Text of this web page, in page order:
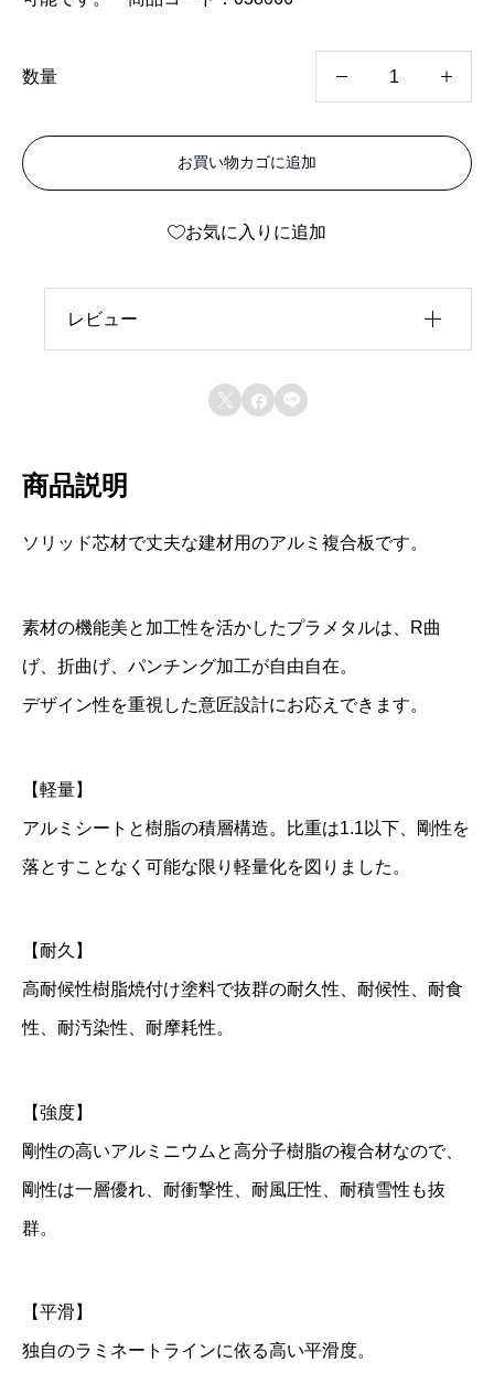
数量
ラ
メ
ド
イ
P
9
m
×
2
お買い物カゴに追加
お気に入りに追加
レビュー
レビュー投稿には、会員登録が必要です。
会員登録する
  
商品説明
ソリッド芯材で丈夫な建材用のアルミ複合板です。
素材の機能美と加工性を活かしたプラメタルは、R曲
げ、折曲げ、パンチング加工が自由自在。
デザイン性を重視した意匠設計にお応えできます。
【軽量】
アルミシートと樹脂の積層構造。比重は1.1以下、剛性を
落とすことなく可能な限り軽量化を図りました。
【耐久】
高耐候性樹脂焼付け塗料で抜群の耐久性、耐候性、耐食
性、耐汚染性、耐摩耗性。
【強度】
剛性の高いアルミニウムと高分子樹脂の複合材なので、
剛性は一層優れ、耐衝撃性、耐風圧性、耐積雪性も抜
群。
【平滑】
独自のラミネートラインに依る高い平滑度。